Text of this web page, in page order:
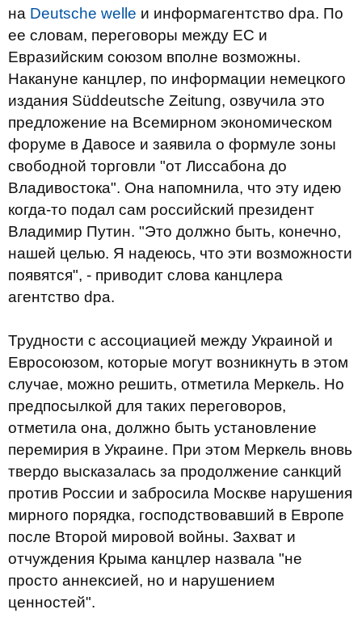
на Deutsche welle и информагентство dpa. По
ее словам, переговоры между ЕС и
Евразийским союзом вполне возможны.
Накануне канцлер, по информации немецкого
издания Süddeutsche Zeitung, озвучила это
предложение на Всемирном экономическом
форуме в Давосе и заявила о формуле зоны
свободной торговли "от Лиссабона до
Владивостока". Она напомнила, что эту идею
когда-то подал сам российский президент
Владимир Путин. "Это должно быть, конечно,
нашей целью. Я надеюсь, что эти возможности
появятся", - приводит слова канцлера
агентство dpa.
Трудности с ассоциацией между Украиной и
Евросоюзом, которые могут возникнуть в этом
случае, можно решить, отметила Меркель. Но
предпосылкой для таких переговоров,
отметила она, должно быть установление
перемирия в Украине. При этом Меркель вновь
твердо высказалась за продолжение санкций
против России и забросила Москве нарушения
мирного порядка, господствовавший в Европе
после Второй мировой войны. Захват и
отчуждения Крыма канцлер назвала "не
просто аннексией, но и нарушением
ценностей".